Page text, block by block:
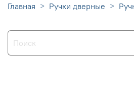
Главная Ручки дверные